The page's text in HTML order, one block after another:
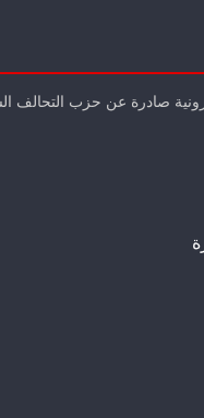
صادرة عن حزب التحالف